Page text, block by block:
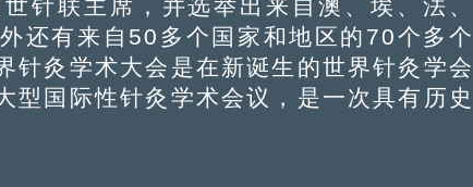
针联主席，并选举出来自澳、埃、法、
还有来自50多个国家和地区的70个多个
针灸学术大会是在新诞生的世界针灸学会
型国际性针灸学术会议，是一次具有历史